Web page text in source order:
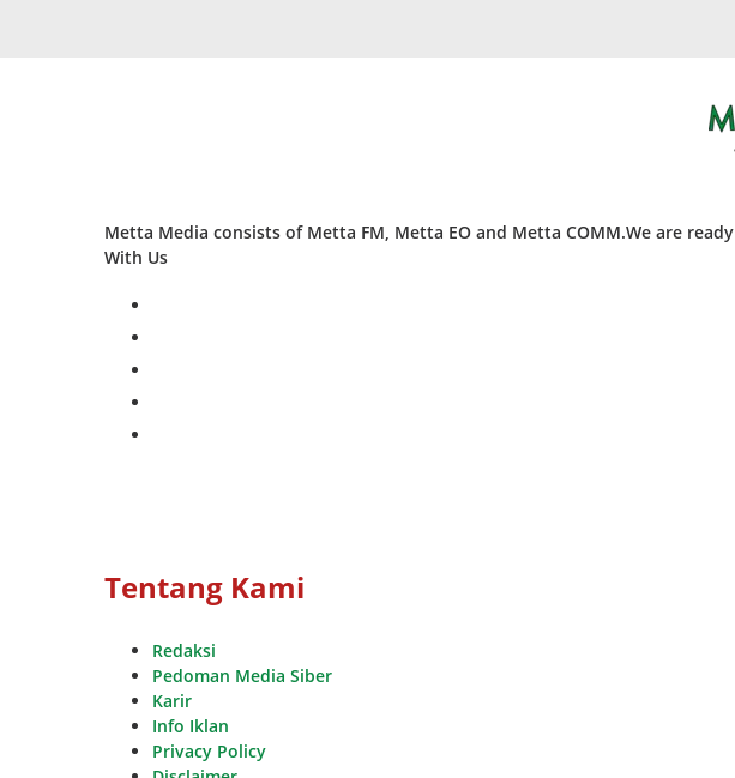
Metta Media consists of Metta FM, Metta EO and Metta COMM.We are
With Us
Tentang Kami
Redaksi
Pedoman Media Siber
Karir
Info Iklan
Privacy Policy